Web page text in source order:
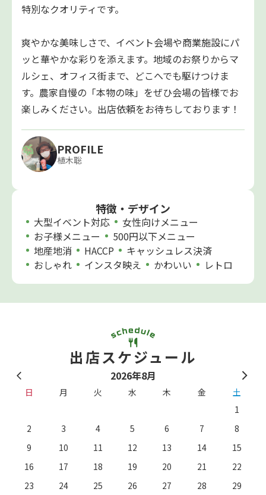
特別なクオリティです。
爽やかな美味しさで、イベント会場や商業施設にパ
ッと華やかな彩りを添えます。地域のお祭りからマ
ルシェ、オフィス街まで、どこへでも駆けつけま
す。農家自慢の「本物の味」をぜひ会場の皆様でお
楽しみください。出店依頼をお待ちしております！
PROFILE
植木聡
特徴・デザイン
大型イベント対応
女性向けメニュー
お子様メニュー
500円以下メニュー
地産地消
HACCP
キャッシュレス決済
おしゃれ
インスタ映え かわいい レトロ
出店スケジュール
2026年8月
日 月 火 水 木 金
土
1
2
3 4 5 6 7
8
9
10 11 12 13 14
15
16
17 18 19 20 21
22
23
24 25 26 27 28
29